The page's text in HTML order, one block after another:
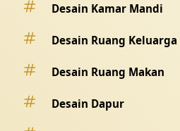
Desain Kamar Mandi
Desain Ruang Keluarga
Desain Ruang Makan
Desain Dapur